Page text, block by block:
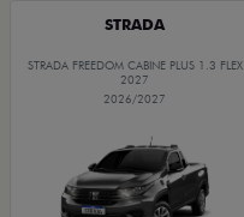
STRADA
STRADA FREEDOM CABINE PLUS 1.3 FLEX
2027
2026/2027